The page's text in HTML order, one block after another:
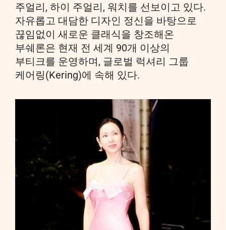
주얼리, 하이 주얼리, 워치를 선보이고 있다.
자유롭고 대담한 디자인 정신을 바탕으로
끊임없이 새로운 클래식을 창조해온
부쉐론은 현재 전 세계 90개 이상의
부티크를 운영하며, 글로벌 럭셔리 그룹
케어링(Kering)에 속해 있다.